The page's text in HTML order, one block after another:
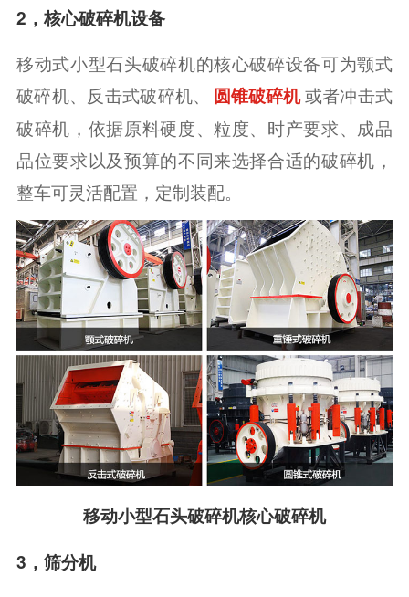
2，核心破碎机设备
移动式小型石头破碎机的核心破碎设备可为颚式
破碎机、反击式破碎机、
圆锥破碎机或者冲击式
破碎机，依据原料硬度、粒度、时产要求、成品
品位要求以及预算的不同来选择合适的破碎机，
整车可灵活配置，定制装配。
移动小型石头破碎机核心破碎机
3，筛分机